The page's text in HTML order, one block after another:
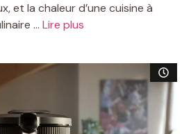
et la chaleur d’une cuisine à
... Lire plus